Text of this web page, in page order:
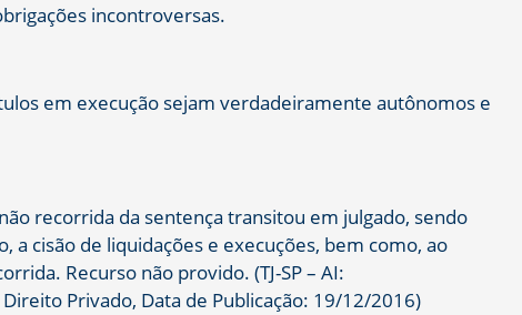
incontroversas.
em execução sejam verdadeiramente autônomos e
recorrida da sentença transitou em julgado, sendo
cisão de liquidações e execuções, bem como, ao
Recurso não provido. (TJ-SP – AI:
Privado, Data de Publicação: 19/12/2016)